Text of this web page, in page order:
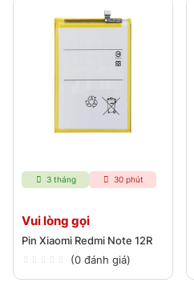
3 tháng 30 phút
Vui lòng gọi
Pin Xiaomi Redmi Note 12R
(0 đánh giá)